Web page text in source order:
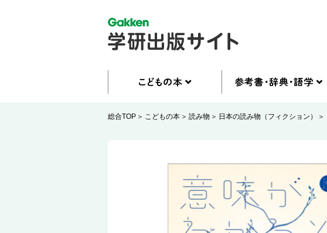
総合TOP こどもの本 読み物 日本の読み物（フィクション）